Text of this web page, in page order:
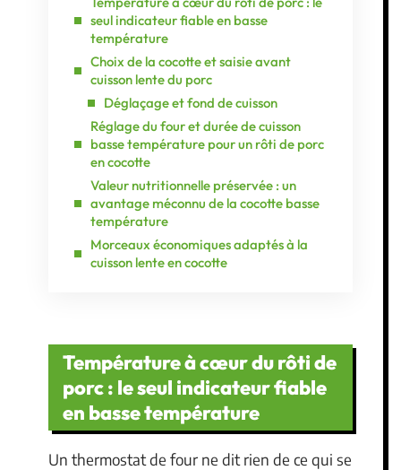
seul indicateur fiable en basse
température
Choix de la cocotte et saisie avant
cuisson lente du porc
Déglaçage et fond de cuisson
Réglage du four et durée de cuisson
basse température pour un rôti de porc
en cocotte
Valeur nutritionnelle préservée : un
avantage méconnu de la cocotte basse
température
Morceaux économiques adaptés à la
cuisson lente en cocotte
Température à cœur du rôti de
porc : le seul indicateur fiable
en basse température
Un thermostat de four ne dit rien de ce qui se